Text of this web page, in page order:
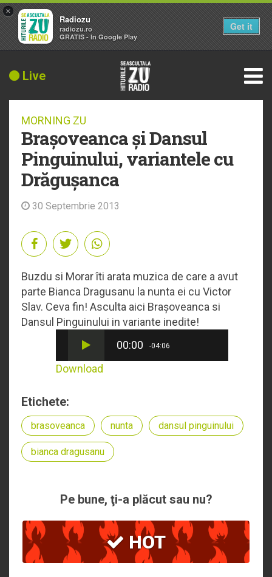
Live
MORNING ZU
Brașoveanca și Dansul
Pinguinului, variantele cu
Drăgușanca
30 Septembrie 2013
Buzdu si Morar îti arata muzica de care a avut
parte Bianca Dragusanu la nunta ei cu Victor
Slav. Ceva fin! Asculta aici Brașoveanca si
Dansul Pinguinului in variante inedite!
00:00
-04:06
Download
Etichete:
brasoveanca nunta dansul pinguinului
bianca dragusanu
Pe bune, ţi-a plăcut sau nu?
HOT
×
Radiozu
radiozu.ro
GRATIS - In Google Play
Get it